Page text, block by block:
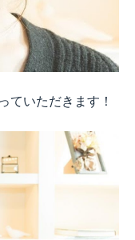
ていただきます！